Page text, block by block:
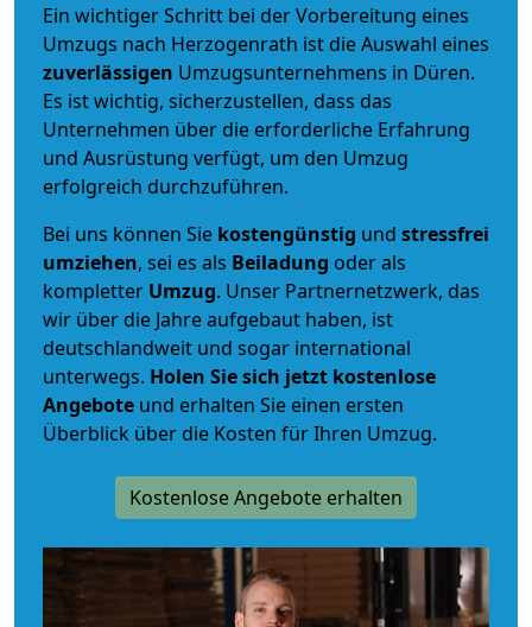
Ein wichtiger Schritt bei der Vorbereitung eines
Umzugs nach Herzogenrath ist die Auswahl eines
zuverlässigen Umzugsunternehmens in Düren.
Es ist wichtig, sicherzustellen, dass das
Unternehmen über die erforderliche Erfahrung
und Ausrüstung verfügt, um den Umzug
erfolgreich durchzuführen.
Bei uns können Sie kostengünstig und stressfrei
umziehen, sei es als Beiladung oder als
kompletter Umzug. Unser Partnernetzwerk, das
wir über die Jahre aufgebaut haben, ist
deutschlandweit und sogar international
unterwegs. Holen Sie sich jetzt kostenlose
Angebote und erhalten Sie einen ersten
Überblick über die Kosten für Ihren Umzug.
Kostenlose Angebote erhalten